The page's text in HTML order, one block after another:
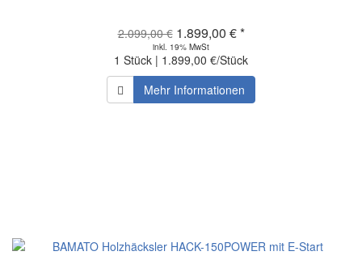
2.099,00 € 1.899,00 € *
inkl. 19% MwSt
1 Stück | 1.899,00 €/Stück
Mehr Informationen